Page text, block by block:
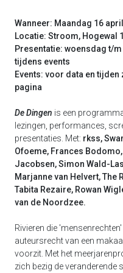
Wanneer: Maandag 16
Locatie: Stroom, Hogewal
Presentatie: woensdag t/
tijdens events
Events: voor data en
pagina
De Dingen is een
lezingen, performances,
presentaties. Met: rkss,
Ofoeme, Frances
Jacobsen, Simon Wald-
Marjanne van Helvert, The
Tabita Rezaire, Rowan
van de Noordzee.
Rivieren die
auteursrecht van een
voorzit. Met het
zich bezig de veranderende